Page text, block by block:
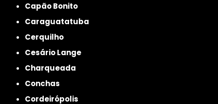
Capão Bonito
Caraguatatuba
Cerquilho
Cesário Lange
Charqueada
Conchas
Cordeirópolis